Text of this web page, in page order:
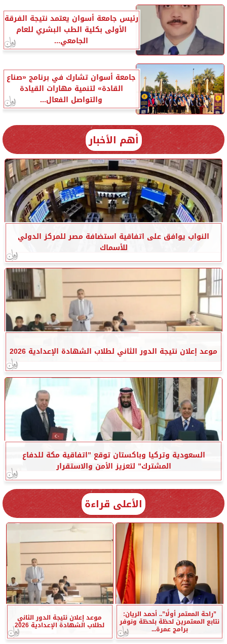
رئيس جامعة أسوان يعتمد نتيجة الفرقة
الأولى بكلية الطب البشري للعام
الجامعي...
جامعة أسوان تشارك في برنامج «صناع
القادة» لتنمية مهارات القيادة
والتواصل الفعال...
أهم الأخبار
النواب يوافق على اتفاقية استضافة مصر للمركز الدولي
للأسماك
موعد إعلان نتيجة الدور الثاني لطلاب الشهادة الإعدادية 2026
السعودية وتركيا وباكستان توقع ”اتفاقية مكة للدفاع
المشترك” لتعزيز الأمن والاستقرار
الأعلى قراءة
”راحة المعتمر أولًا”.. أحمد الريان:
نتابع المعتمرين لحظة بلحظة ونوفر
برامج عمرة...
موعد إعلان نتيجة الدور الثاني
لطلاب الشهادة الإعدادية 2026